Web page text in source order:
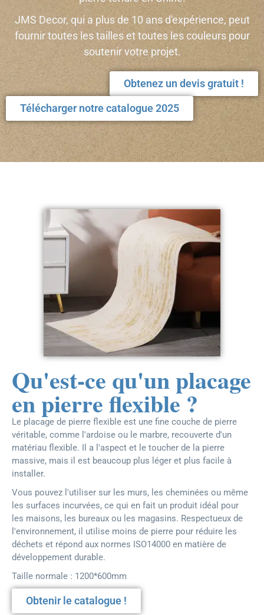
JMS Decor, qui a plus de 10 ans d'expérience, peut
fournir toutes les tailles et toutes les couleurs pour
soutenir votre projet.
Obtenez un devis gratuit !
Télécharger notre catalogue 2025
Qu'est-ce qu'un placage
en pierre flexible ?
Le placage de pierre flexible est une fine couche de pierre
véritable, comme l'ardoise ou le marbre, recouverte d'un
matériau flexible. Il a l'aspect et le toucher de la pierre
massive, mais il est beaucoup plus léger et plus facile à
installer.
Vous pouvez l'utiliser sur les murs, les cheminées ou même
les surfaces incurvées, ce qui en fait un produit idéal pour
les maisons, les bureaux ou les magasins. Respectueux de
l'environnement, il utilise moins de pierre pour réduire les
déchets et répond aux normes ISO14000 en matière de
développement durable.
Taille normale : 1200*600mm
Obtenir le catalogue !